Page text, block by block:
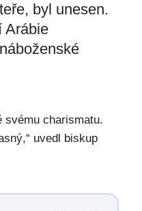
byl unesen.
Arábie
svému charismatu.
uvedl biskup